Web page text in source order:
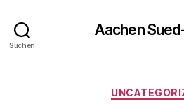
Suchen
Aachen